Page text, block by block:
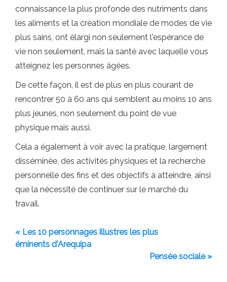
connaissance la plus profonde des nutriments dans
les aliments et la création mondiale de modes de vie
plus sains, ont élargi non seulement l'espérance de
vie non seulement, mais la santé avec laquelle vous
atteignez les personnes âgées.
De cette façon, il est de plus en plus courant de
rencontrer 50 à 60 ans qui semblent au moins 10 ans
plus jeunes, non seulement du point de vue
physique mais aussi.
Cela a également à voir avec la pratique, largement
disséminée, des activités physiques et la recherche
personnelle des fins et des objectifs à atteindre, ainsi
que la nécessité de continuer sur le marché du
travail.
« Les 10 personnages illustres les plus
éminents d'Arequipa
Pensée sociale »